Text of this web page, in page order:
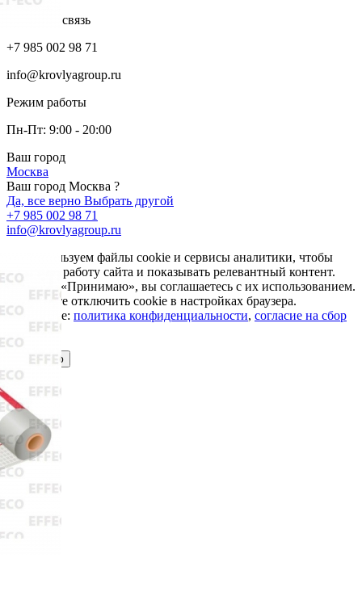
Обратная связь
+7 985 002 98 71
info@krovlyagroup.ru
Режим работы
Пн-Пт: 9:00 - 20:00
Ваш город
Москва
Ваш город Москва ?
Да, все верно Выбрать другой
+7 985 002 98 71
info@krovlyagroup.ru
Мы используем файлы cookie и сервисы аналитики, чтобы
улучшить работу сайта и показывать релевантный контент.
Нажимая «Принимаю», вы соглашаетесь с их использованием.
Вы можете отключить cookie в настройках браузера.
Подробнее: политика конфиденциальности, согласие на сбор
cookie
Принимаю